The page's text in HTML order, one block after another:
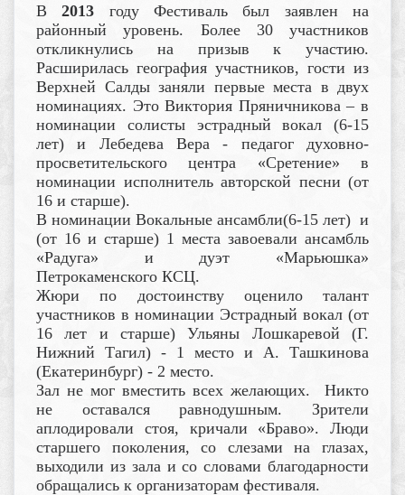
В2013 году Фестиваль был заявлен на
районный уровень. Более 30 участников
откликнулись на призыв к участию.
Расширилась география участников, гости из
Верхней Салды заняли первые места в двух
номинациях. Это Виктория Пряничникова – в
номинации солисты эстрадный вокал (6-15
лет) и Лебедева Вера - педагог духовно-
просветительского центра «Сретение» в
номинации исполнитель авторской песни (от
16 и старше).
В номинации Вокальные ансамбли(6-15 лет) и
(от 16 и старше) 1 места завоевали ансамбль
«Радуга» и дуэт «Марьюшка»
Петрокаменского КСЦ.
Жюри по достоинству оценило талант
участников в номинации Эстрадный вокал (от
16 лет и старше) Ульяны Лошкаревой (Г.
Нижний Тагил) - 1 место и А. Ташкинова
(Екатеринбург) - 2 место.
Зал не мог вместить всех желающих. Никто
не оставался равнодушным. Зрители
аплодировали стоя, кричали «Браво». Люди
старшего поколения, со слезами на глазах,
выходили из зала и со словами благодарности
обращались к организаторам фестиваля.